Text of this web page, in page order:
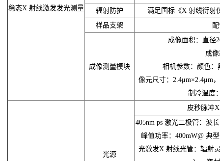
稳态X 射线激发发光测量
辐射防护
满足国标《X 射线衍射
样品支架
成像测量模块
成像面积：直径
成
相机参数：颜色：
像元尺寸：2.4μm×2.4μm
制冷温度
光源
皮秒脉冲
405nm ps 激光二极管：波
峰值功率：400mW@ 典
光激发X 射线光管：辐射